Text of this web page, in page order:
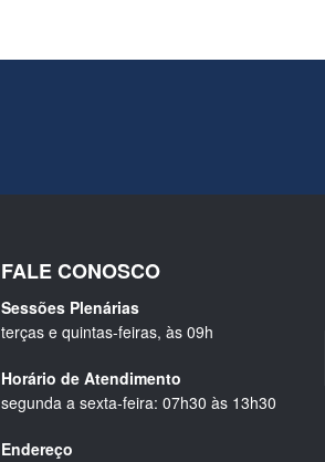
FALE CONOSCO
Sessões Plenárias
terças e quintas-feiras, às 09h
Horário de Atendimento
segunda a sexta-feira: 07h30 às 13h30
Endereço